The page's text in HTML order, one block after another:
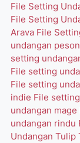
File Setting
File Setting
Arava File
undangan
setting
File setting
File setting
indie File
undangan mage
undangan rindu
Undangan Tulip